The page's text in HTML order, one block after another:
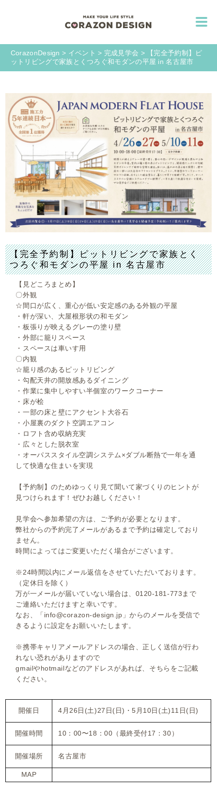
CorazonDesign > イベント > 完成見学会 >
【完全予約制】ピ
ットリビングで家族とくつろぐ和モダンの平屋 in 名古屋市
【完全予約制】ピットリビングで家族とく
つろぐ和モダンの平屋 in 名古屋市
【見どころまとめ】
〇外観
☆間口が広く、重心が低い安定感のある外観の平屋
・軒が深い、大屋根形状の和モダン
・板張りが映えるグレーの塗り壁
・外部に籠りスペース
・スペースは車いす用
〇内観
☆籠り感のあるピットリビング
・勾配天井の開放感あるダイニング
・作業に集中しやすい半個室のワークコーナー
・床が桧
・一部の床と壁にアクセント大谷石
・小屋裏のダクト空調エアコン
・ロフト含め収納充実
・広々とした脱衣室
・オーパススタイル空調システム×ダブル断熱で一年を通
して快適な住まいを実現
【予約制】のためゆっくり見て聞いて家づくりのヒントが
見つけられます！ぜひお越しください！
見学会へ参加希望の方は、ご予約が必要となります。
弊社からの予約完了メールがあるまで予約は確定しており
ません。
時間によってはご変更いただく場合がございます。
※24時間以内にメール返信をさせていただいております。
（定休日を除く）
万が一メールが届いていない場合は、0120-181-773まで
ご連絡いただけますと幸いです。
なお、「info@corazon-design.jp」からのメールを受信で
きるように設定をお願いいたします。
※携帯キャリアメールアドレスの場合、正しく送信が行わ
れない恐れがありますので
gmailやhotmailなどのアドレスがあれば、そちらをご記載
ください。
開催日 4月26日(土)27日(日)・5月10日(土)11日(日)
開催時間 10：00〜18：00（最終受付17：30）
開催場所 名古屋市
MAP